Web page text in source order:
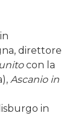
direttore
con la
Ascanio in
in